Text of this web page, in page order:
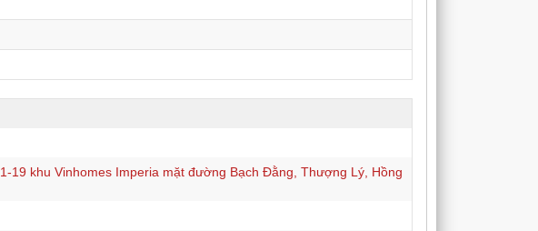
19 khu Vinhomes Imperia mặt đường Bạch Đằng, Thượng Lý, Hồng